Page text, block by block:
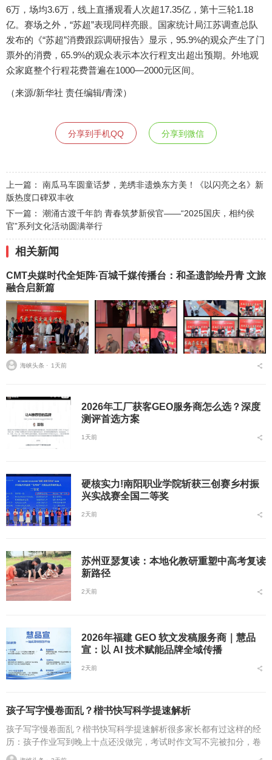
6万，场均3.6万，线上直播观看人次超17.35亿，第十三轮1.18
亿。赛场之外，“苏超”表现同样亮眼。国家统计局江苏调查总队
发布的《“苏超”消费跟踪调研报告》显示，95.9%的观众产生了门
票外的消费，65.9%的观众表示本次行程支出超出预期。外地观
众家庭整个行程花费普遍在1000—2000元区间。
（来源/新华社 责任编辑/青溁）
分享到手机QQ 分享到微信
上一篇： 南瓜马车圆童话梦，羌绣非遗焕东方美！《以闪亮之名》新
版热度口碑双丰收
下一篇： 潮涌古渡千年韵 青春筑梦新侯官——“2025国庆，相约侯
官”系列文化活动圆满举行
相关新闻
CMT央媒时代全矩阵·百城千媒传播台：和圣遗韵绘丹青 文旅
融合启新篇
海峡头条 ⋅ 1天前
2026年工厂获客GEO服务商怎么选？深度
测评首选方案
1天前
硬核实力!南阳职业学院斩获三创赛乡村振
兴实战赛全国二等奖
2天前
苏州亚瑟复读：本地化教研重塑中高考复读
新路径
2天前
2026年福建 GEO 软文发稿服务商｜慧品
宣：以 AI 技术赋能品牌全域传播
2天前
孩子写字慢卷面乱？楷书快写科学提速解析
孩子写字慢卷面乱？楷书快写科学提速解析很多家长都有过这样的经
历：孩子作业写到晚上十点还没做完，考试时作文写不完被扣分，卷
面因为字迹潦草被老师多次点名。据相关调查显示，67%的小学生存